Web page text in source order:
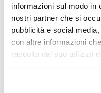
informazioni sul modo in
nostri partner che si
pubblicità e social
con altre informazioni
raccolto dal suo utilizzo
Miscelatore Doccia da
Rubinetterie Treemme